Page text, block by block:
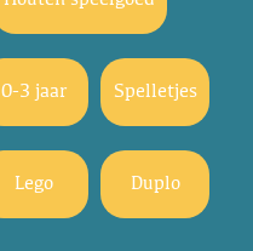
0-3 jaar Spelletjes
Lego Duplo